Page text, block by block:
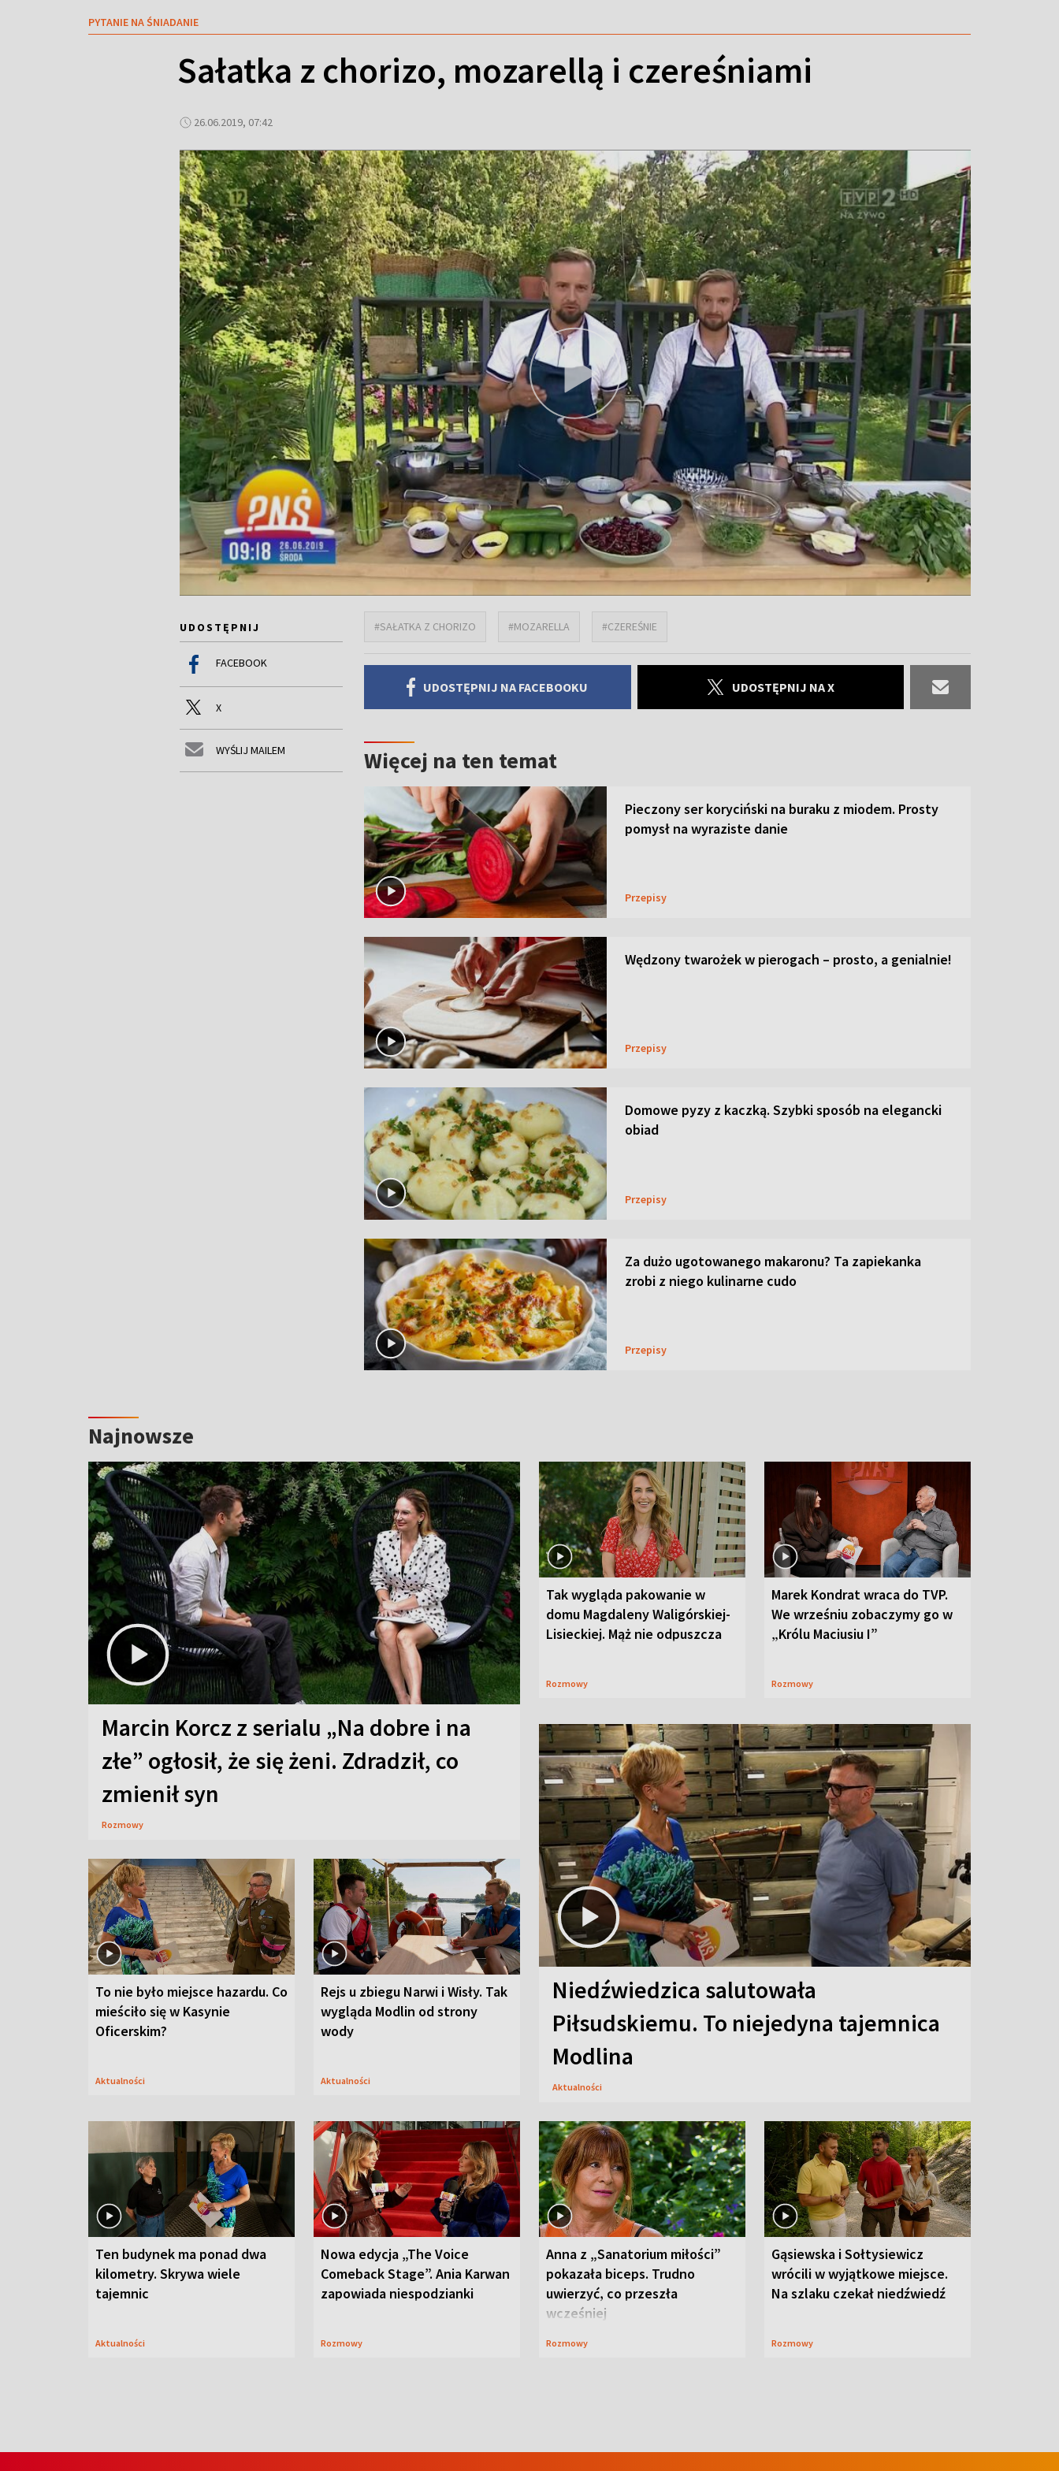
PYTANIE NA ŚNIADANIE
Sałatka z chorizo, mozarellą i czereśniami
26.06.2019, 07:42
UDOSTĘPNIJ
FACEBOOK
X
WYŚLIJ MAILEM
#SAŁATKA Z CHORIZO #MOZARELLA #CZEREŚNIE
UDOSTĘPNIJ NA FACEBOOKU UDOSTĘPNIJ NA X
Więcej na ten temat
Pieczony ser koryciński na buraku z miodem. Prosty
pomysł na wyraziste danie
Przepisy
Wędzony twarożek w pierogach – prosto, a genialnie!
Przepisy
Domowe pyzy z kaczką. Szybki sposób na elegancki
obiad
Przepisy
Za dużo ugotowanego makaronu? Ta zapiekanka
zrobi z niego kulinarne cudo
Przepisy
Najnowsze
Marcin Korcz z serialu „Na dobre i na
złe” ogłosił, że się żeni. Zdradził, co
zmienił syn
Rozmowy
Tak wygląda pakowanie w
domu Magdaleny Waligórskiej-
Lisieckiej. Mąż nie odpuszcza
Rozmowy
Marek Kondrat wraca do TVP.
We wrześniu zobaczymy go w
„Królu Maciusiu I”
Rozmowy
To nie było miejsce hazardu. Co
mieściło się w Kasynie
Oficerskim?
Aktualności
Rejs u zbiegu Narwi i Wisły. Tak
wygląda Modlin od strony
wody
Aktualności
Niedźwiedzica salutowała
Piłsudskiemu. To niejedyna tajemnica
Modlina
Aktualności
Ten budynek ma ponad dwa
kilometry. Skrywa wiele
tajemnic
Aktualności
Nowa edycja „The Voice
Comeback Stage”. Ania Karwan
zapowiada niespodzianki
Rozmowy
Anna z „Sanatorium miłości”
pokazała biceps. Trudno
uwierzyć, co przeszła
wcześniej
Rozmowy
Gąsiewska i Sołtysiewicz
wrócili w wyjątkowe miejsce.
Na szlaku czekał niedźwiedź
Rozmowy